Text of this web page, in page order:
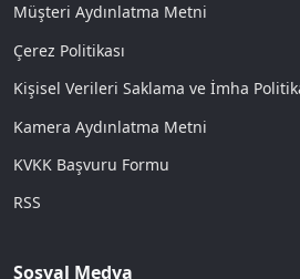
Müşteri Aydınlatma Metni
Çerez Politikası
Kişisel Verileri Saklama ve İmha
Kamera Aydınlatma Metni
KVKK Başvuru Formu
RSS
Sosyal Medya